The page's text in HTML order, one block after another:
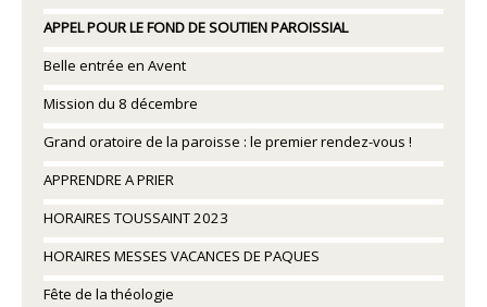
APPEL POUR LE FOND DE SOUTIEN PAROISSIAL
Belle entrée en Avent
Mission du 8 décembre
Grand oratoire de la paroisse : le premier rendez-vous !
APPRENDRE A PRIER
HORAIRES TOUSSAINT 2023
HORAIRES MESSES VACANCES DE PAQUES
Fête de la théologie